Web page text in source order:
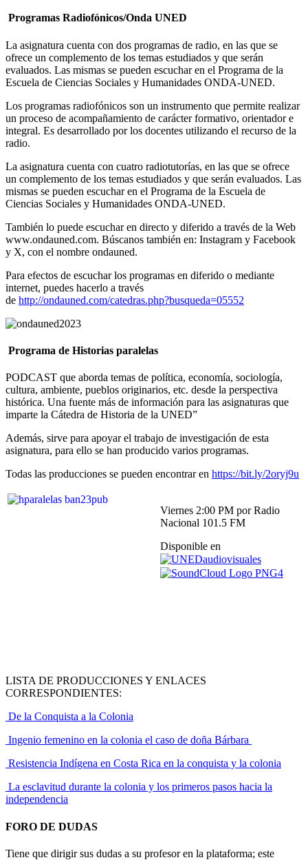
Programas Radiofónicos/Onda UNED
La asignatura cuenta con dos programas de radio, en las que se
ofrece un complemento de los temas estudiados y que serán
evaluados. Las mismas se pueden escuchar en el Programa de la
Escuela de Ciencias Sociales y Humanidades ONDA-UNED.
Los programas radiofónicos son un instrumento que permite realizar
un proceso de acompañamiento de carácter formativo, orientador e
integral. Es desarrollado por los docentes utilizando el recurso de la
radio.
La asignatura cuenta con cuatro radiotutorías, en las que se ofrece
un complemento de los temas estudiados y que serán evaluados. Las
mismas se pueden escuchar en el Programa de la Escuela de
Ciencias Sociales y Humanidades ONDA-UNED.
También lo puede escuchar en directo y diferido a través de la Web
www.ondauned.com. Búscanos también en: Instagram y Facebook
y X, con el nombre ondauned.
Para efectos de escuchar los programas en diferido o mediante
internet, puedes hacerlo a través
de http://ondauned.com/catedras.php?busqueda=05552
Programa de Historias paralelas
PODCAST que aborda temas de política, economía, sociología,
cultura, ambiente, pueblos originarios, etc. desde la perspectiva
histórica. Una fuente más de información para las asignaturas que
imparte la Cátedra de Historia de la UNED”
Además, sirve para apoyar el trabajo de investigación de esta
asignatura, para ello se han producido varios programas.
Todas las producciones se pueden encontrar en https://bit.ly/2oryj9u
Viernes 2:00 PM por Radio
Nacional 101.5 FM
Disponible en
LISTA DE PRODUCCIONES Y ENLACES
CORRESPONDIENTES:
De la Conquista a la Colonia
Ingenio femenino en la colonia el caso de doña Bárbara
Resistencia Indígena en Costa Rica en la conquista y la colonia
La esclavitud durante la colonia y los primeros pasos hacia la
independencia
FORO DE DUDAS
Tiene que dirigir sus dudas a su profesor en la plataforma; este